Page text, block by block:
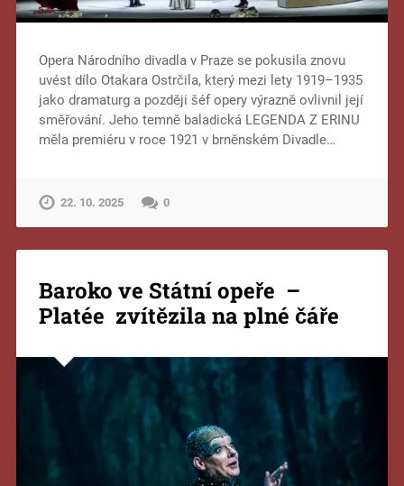
Opera Národního divadla v Praze se pokusila znovu
uvést dílo Otakara Ostrčila, který mezi lety 1919–1935
jako dramaturg a později šéf opery výrazně ovlivnil její
směřování. Jeho temně baladická LEGENDA Z ERINU
měla premiéru v roce 1921 v brněnském Divadle…
22. 10. 2025 0
Baroko ve Státní opeře –
Platée zvítězila na plné čáře